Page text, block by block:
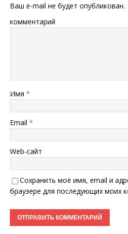
Ваш e-mail не будет опубликован.
комментарий
Имя *
Email *
Web-сайт
Сохранить моё имя, email и
браузере для последующих моих